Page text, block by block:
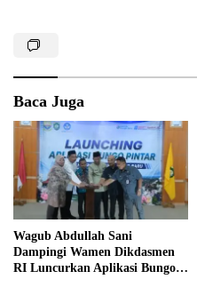
Baca Juga
Wagub Abdullah Sani
Dampingi Wamen Dikdasmen
RI Luncurkan Aplikasi Bungo